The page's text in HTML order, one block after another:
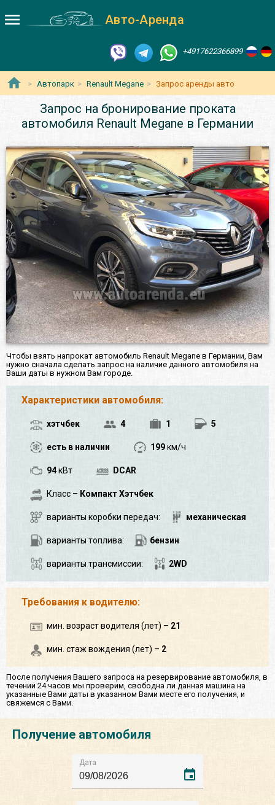
Авто-Аренда
+4917622366899
Автопарк Renault Megane Запрос аренды авто
Запрос на бронирование проката
автомобиля Renault Megane в Германии
Чтобы взять напрокат автомобиль Renault Megane в Германии, Вам
нужно сначала сделать запрос на наличие данного автомобиля на
Ваши даты в нужном Вам городе.
Характеристики автомобиля:
хэтчбек 4 1 5
есть в наличии 199км/ч
94кВт DCAR
Класс – Компакт Хэтчбек
варианты коробки передач: механическая
варианты топлива: бензин
варианты трансмиссии: 2WD
Требования к водителю:
мин. возраст водителя (лет) – 21
мин. стаж вождения (лет) – 2
После получения Вашего запроса на резервирование автомобиля, в
течении 24 часов мы проверим, свободна ли данная машина на
указанные Вами даты в указанном Вами месте его получения, и
свяжемся с Вами.
Получение автомобиля
Дата
event